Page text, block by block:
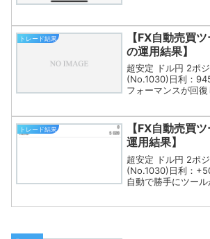
トレード結果
【FX自動売買
の運用結果】
超安定 ドル円 2ポ
(No.1030)日利：
フォーマンスが回
金、EA次回作へ再
トレード結果
【FX自動売買
運用結果】
超安定 ドル円 2ポ
(No.1030)日利：
自動で勝手にツー